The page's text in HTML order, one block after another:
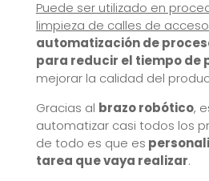
Puede ser utilizado en
limpieza de calles de
automatización de
para reducir el tiempo de
mejorar la calidad del
Gracias al brazo robótico,
automatizar casi todos los
de todo es que es
tarea que vaya realizar.